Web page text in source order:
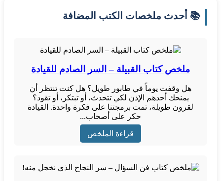
📚 أحدث ملخصات الكتب المضافة
ملخص كتاب القبيلة – السر الصادم للقيادة
هل وقفت يوماً في طابور طويل؟ هل كنت تنتظر أن
يمنحك أحدهم الإذن لكي تتحدث، أو تبتكر، أو تقود؟
لقرون طويلة، تمت برمجتنا على فكرة واحدة. القيادة
حكر على أصحاب...
قراءة الملخص